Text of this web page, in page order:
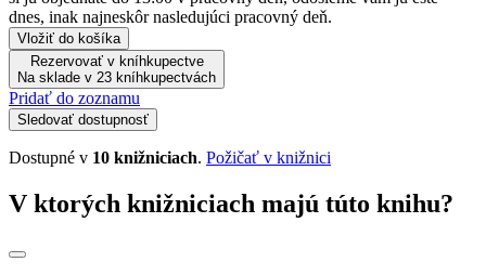
dnes, inak najneskôr nasledujúci pracovný deň.
Vložiť do košíka
Rezervovať v kníhkupectve
Na sklade v 23 kníhkupectvách
Pridať do zoznamu
Sledovať dostupnosť
Dostupné v 10 knižniciach. Požičať v knižnici
V ktorých knižniciach majú túto knihu?